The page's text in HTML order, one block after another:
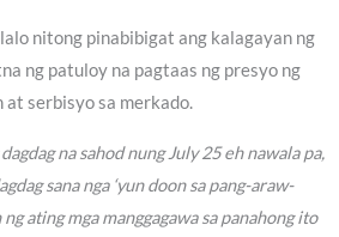
nitong pinabibigat ang kalagayan ng
ng patuloy na pagtaas ng presyo ng
at serbisyo sa merkado.
dagdag na sahod nung July 25 eh nawala pa,
sana nga ‘yun doon sa pang-araw-
ating mga manggagawa sa panahong ito